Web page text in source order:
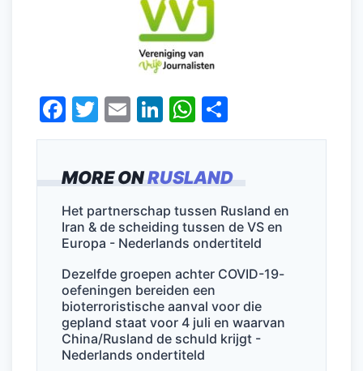
MORE ONRUSLAND
Het partnerschap tussen Rusland en
Iran & de scheiding tussen de VS en
Europa - Nederlands ondertiteld
Dezelfde groepen achter COVID-19-
oefeningen bereiden een
bioterroristische aanval voor die
gepland staat voor 4 juli en waarvan
China/Rusland de schuld krijgt -
Nederlands ondertiteld
F
a
e
b
o
o
k
T
w
er
E
m
l
Li
n
e
dI
n
W
h
s
A
p
p
el
n